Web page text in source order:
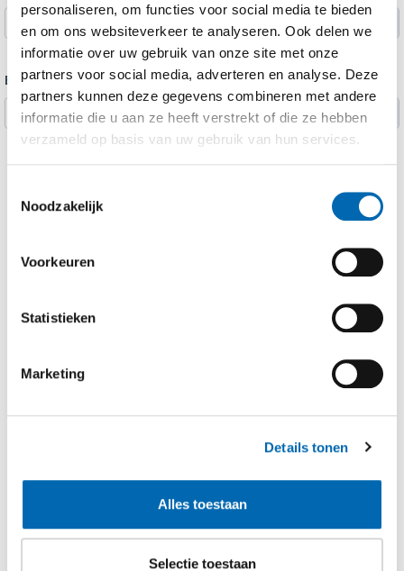
personaliseren, om functies voor social media te bieden
en om ons websiteverkeer te analyseren. Ook delen we
informatie over uw gebruik van onze site met onze
partners voor social media, adverteren en analyse. Deze
partners kunnen deze gegevens combineren met andere
informatie die u aan ze heeft verstrekt of die ze hebben
verzameld op basis van uw gebruik van hun services.
Noodzakelijk
Voorkeuren
Statistieken
Marketing
Details tonen
Alles toestaan
Selectie toestaan
Selecteer bestand
Bijlage 2
Selecteer bestand
VERZENDEN